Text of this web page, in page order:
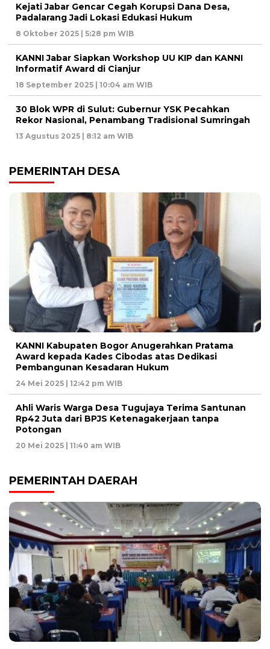
Kejati Jabar Gencar Cegah Korupsi Dana Desa,
Padalarang Jadi Lokasi Edukasi Hukum
8 Oktober 2025 | 5:28 pm WIB
KANNI Jabar Siapkan Workshop UU KIP dan KANNI
Informatif Award di Cianjur
18 September 2025 | 10:04 am WIB
30 Blok WPR di Sulut: Gubernur YSK Pecahkan
Rekor Nasional, Penambang Tradisional Sumringah
13 Agustus 2025 | 8:12 am WIB
PEMERINTAH DESA
KANNI Kabupaten Bogor Anugerahkan Pratama
Award kepada Kades Cibodas atas Dedikasi
Pembangunan Kesadaran Hukum
24 Mei 2025 | 12:42 pm WIB
Ahli Waris Warga Desa Tugujaya Terima Santunan
Rp42 Juta dari BPJS Ketenagakerjaan tanpa
Potongan
20 Mei 2025 | 11:40 am WIB
PEMERINTAH DAERAH